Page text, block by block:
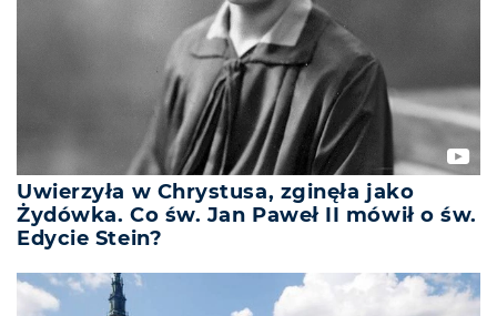
Uwierzyła w Chrystusa, zginęła jako
Żydówka. Co św. Jan Paweł II mówił o św.
Edycie Stein?